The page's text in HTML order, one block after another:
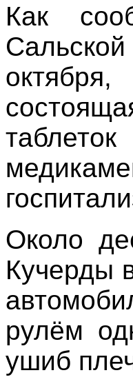
Как
Около
Кучерды
рулём
ушиб